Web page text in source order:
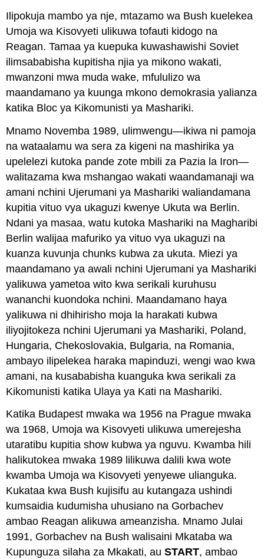
Ilipokuja mambo ya nje, mtazamo wa Bush kuelekea
Umoja wa Kisovyeti ulikuwa tofauti kidogo na
Reagan. Tamaa ya kuepuka kuwashawishi Soviet
ilimsababisha kupitisha njia ya mikono wakati,
mwanzoni mwa muda wake, mfululizo wa
maandamano ya kuunga mkono demokrasia yalianza
katika Bloc ya Kikomunisti ya Mashariki.
Mnamo Novemba 1989, ulimwengu—ikiwa ni pamoja
na wataalamu wa sera za kigeni na mashirika ya
upelelezi kutoka pande zote mbili za Pazia la Iron—
walitazama kwa mshangao wakati waandamanaji wa
amani nchini Ujerumani ya Mashariki waliandamana
kupitia vituo vya ukaguzi kwenye Ukuta wa Berlin.
Ndani ya masaa, watu kutoka Mashariki na Magharibi
Berlin walijaa mafuriko ya vituo vya ukaguzi na
kuanza kuvunja chunks kubwa za ukuta. Miezi ya
maandamano ya awali nchini Ujerumani ya Mashariki
yalikuwa yametoa wito kwa serikali kuruhusu
wananchi kuondoka nchini. Maandamano haya
yalikuwa ni dhihirisho moja la harakati kubwa
iliyojitokeza nchini Ujerumani ya Mashariki, Poland,
Hungaria, Chekoslovakia, Bulgaria, na Romania,
ambayo ilipelekea haraka mapinduzi, wengi wao kwa
amani, na kusababisha kuanguka kwa serikali za
Kikomunisti katika Ulaya ya Kati na Mashariki.
Katika Budapest mwaka wa 1956 na Prague mwaka
wa 1968, Umoja wa Kisovyeti ulikuwa umerejesha
utaratibu kupitia show kubwa ya nguvu. Kwamba hili
halikutokea mwaka 1989 lilikuwa dalili kwa wote
kwamba Umoja wa Kisovyeti yenyewe ulianguka.
Kukataa kwa Bush kujisifu au kutangaza ushindi
kumsaidia kudumisha uhusiano na Gorbachev
ambao Reagan alikuwa ameanzisha. Mnamo Julai
1991, Gorbachev na Bush walisaini Mkataba wa
Kupunguza silaha za Mkakati, auSTART, ambao